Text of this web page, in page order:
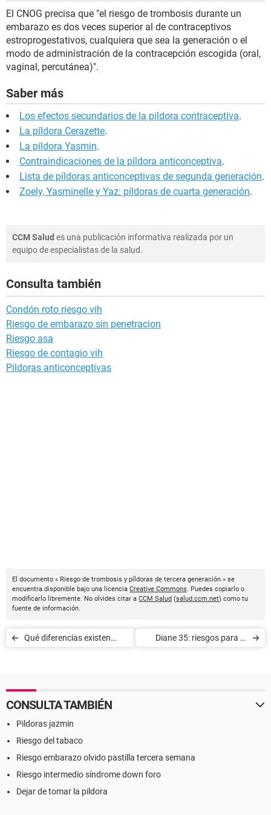
El CNOG precisa que "el riesgo de trombosis durante un
embarazo es dos veces superior al de contraceptivos
estroprogestativos, cualquiera que sea la generación o el
modo de administración de la contracepción escogida (oral,
vaginal, percutánea)".
Saber más
Los efectos secundarios de la pildora contraceptiva.
La píldora Cerazette.
La píldora Yasmin.
Contraindicaciones de la píldora anticonceptiva.
Lista de píldoras anticonceptivas de segunda generación.
Zoely, Yasminelle y Yaz: píldoras de cuarta generación.
CCM Salud es una publicación informativa realizada por un
equipo de especialistas de la salud.
Consulta también
Condón roto riesgo vih
Riesgo de embarazo sin penetracion
Riesgo asa
Riesgo de contagio vih
Pildoras anticonceptivas
El documento « Riesgo de trombosis y píldoras de tercera generación » se
encuentra disponible bajo una licencia Creative Commons. Puedes copiarlo o
modificarlo libremente. No olvides citar a CCM Salud (salud.ccm.net) como tu
fuente de información.
Qué diferencias existen
cuarta generación
Diane 35: riesgos para la
CONSULTA TAMBIÉN
Pildoras jazmin
Riesgo del tabaco
Riesgo embarazo olvido pastilla tercera semana
Riesgo intermedio síndrome down foro
Dejar de tomar la pildora